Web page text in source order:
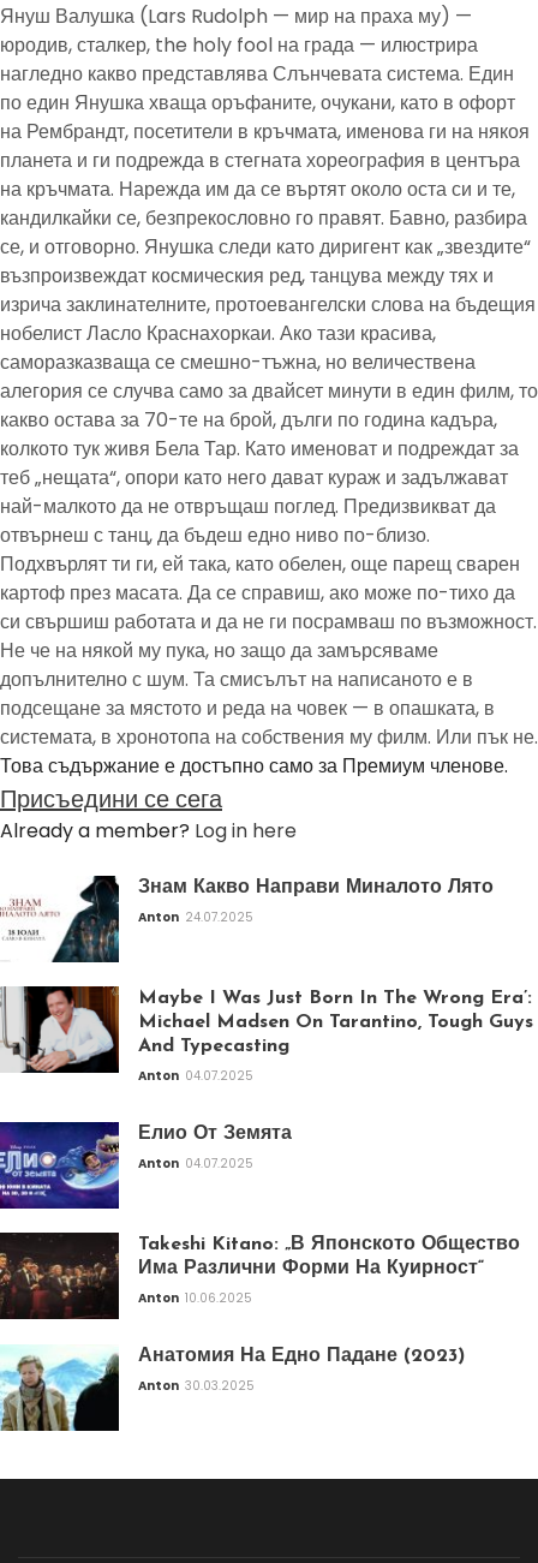
Януш Валушка (Lars Rudolph — мир на праха му) —
юродив, сталкер, the holy fool на града — илюстрира
нагледно какво представлява Слънчевата система. Един
по един Янушка хваща оръфаните, очукани, като в офорт
на Рембрандт, посетители в кръчмата, именова ги на някоя
планета и ги подрежда в стегната хореография в центъра
на кръчмата. Нарежда им да се въртят около оста си и те,
кандилкайки се, безпрекословно го правят. Бавно, разбира
се, и отговорно. Янушка следи като диригент как „звездите“
възпроизвеждат космическия ред, танцува между тях и
изрича заклинателните, протоевангелски слова на бъдещия
нобелист Ласло Краснахоркаи. Ако тази красива,
саморазказваща се смешно-тъжна, но величествена
алегория се случва само за двайсет минути в един филм, то
какво остава за 70-те на брой, дълги по година кадъра,
колкото тук живя Бела Тар. Като именоват и подреждат за
теб „нещата“, опори като него дават кураж и задължават
най-малкото да не отвръщаш поглед. Предизвикват да
отвърнеш с танц, да бъдеш едно ниво по-близо.
Подхвърлят ти ги, ей така, като обелен, още парещ сварен
картоф през масата. Да се справиш, ако може по-тихо да
си свършиш работата и да не ги посрамваш по възможност.
Не че на някой му пука, но защо да замърсяваме
допълнително с шум. Та смисълът на написаното е в
подсещане за мястото и реда на човек — в опашката, в
системата, в хронотопа на собствения му филм. Или пък не.
Това съдържание е достъпно само за Премиум членове.
Присъедини се сега
Already a member? Log in here
Знам Какво Направи Миналото Лято
Anton 24.07.2025
Maybe I Was Just Born In The Wrong Era’:
Michael Madsen On Tarantino, Tough Guys
And Typecasting
Anton 04.07.2025
Елио От Земята
Anton 04.07.2025
Takeshi Kitano: „В Японското Общество
Има Различни Форми На Куирност“
Anton 10.06.2025
Анатомия На Едно Падане (2023)
Anton 30.03.2025